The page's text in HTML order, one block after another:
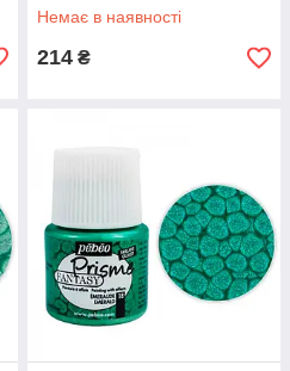
Немає в наявності
214 ₴